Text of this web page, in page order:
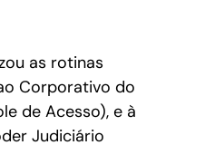
as rotinas
Corporativo do
de Acesso), e à
Judiciário